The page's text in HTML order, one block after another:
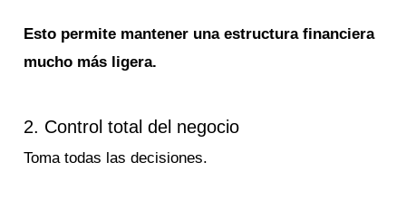
Esto permite mantener una estructura financiera
mucho más ligera.
2. Control total del negocio
Toma todas las decisiones.